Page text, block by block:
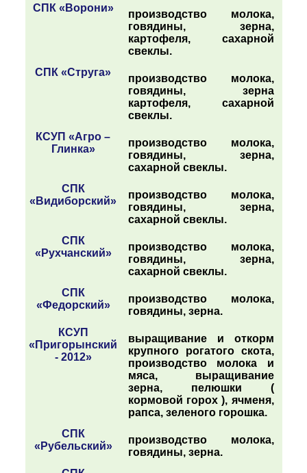
СПК «Ворони»
производство молока,
говядины, зерна,
картофеля, сахарной
свеклы.
СПК «Струга»
производство молока,
говядины, зерна
картофеля, сахарной
свеклы.
КСУП «Агро –
Глинка»
производство молока,
говядины, зерна,
сахарной свеклы.
СПК
«Видиборский»
производство молока,
говядины, зерна,
сахарной свеклы.
СПК
«Рухчанский»
производство молока,
говядины, зерна,
сахарной свеклы.
СПК
«Федорский»
производство молока,
говядины, зерна.
КСУП
«Пригорынский
- 2012»
выращивание и откорм
крупного рогатого скота,
производство молока и
мяса, выращивание
зерна, пелюшки (
кормовой горох), ячменя,
рапса, зеленого горошка.
СПК
«Рубельский»
производство молока,
говядины, зерна.